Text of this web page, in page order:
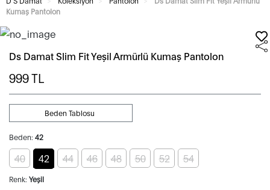
Kumaş Pantolon
Ds Damat Slim Fit Yeşil Armürlü Kumaş Pantolon
999TL
Beden: 42
Beden Tablosu
40 42 44 46 48 50 52 54
Renk: Yeşil